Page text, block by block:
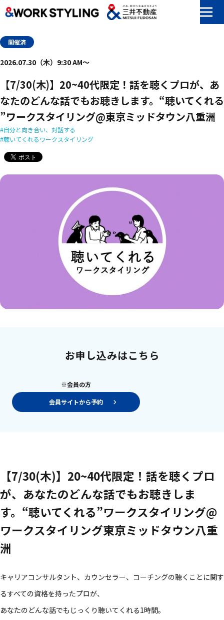
開催済
2026.07.30（木）9:30 AM〜
【7/30(木)】20~40代限定！​話を​聴く​プロが、​あ
なたの​どんな​話でも​お聴きします。“聴いてくれる​
”ワークスタイリング@東京ミッドタウン八重洲
自分と向き合い、対話する
聴いてくれるワークスタイリング
お申し込みはこちら
※会員の方
会員サイトから予約
【7/30(木)】20~40代限定！​話を​聴く​プロ
が、​あなたの​どんな​話でも​お聴きしま
す。“聴いてくれる​”ワークスタイリング@
ワークスタイリング東京ミッドタウン八重
洲
キャリアコンサルタント、​カウンセラー、​コーチングの​聴く​ことに​関す
る​すべての​資格を​持った​プロが、​
あなたの​どんな​話でも​じっくり聴いてくれる​1時間。​